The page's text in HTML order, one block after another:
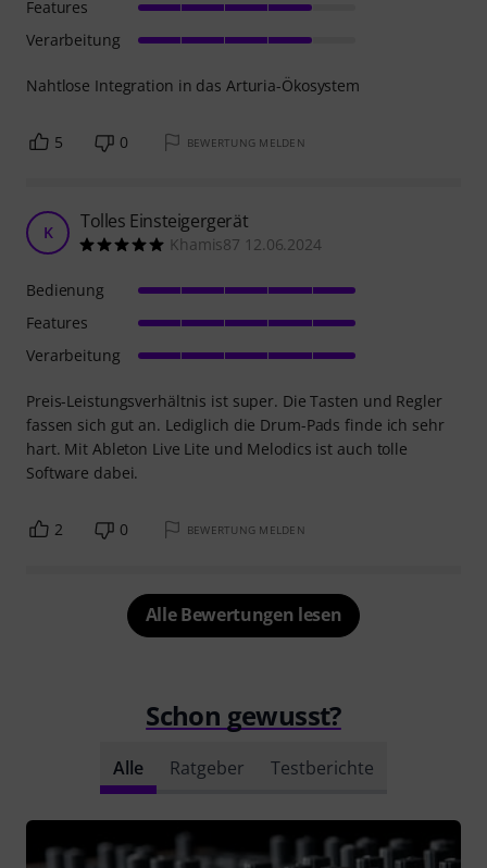
Nahtlose Integration in das Arturia-Ökosystem
Features
Verarbeitung
5 0 BEWERTUNG MELDEN
K Tolles Einsteigergerät
Khamis87 12.06.2024
Preis-Leistungsverhältnis ist super. Die Tasten und Regler
fassen sich gut an. Lediglich die Drum-Pads finde ich sehr
hart. Mit Ableton Live Lite und Melodics ist auch tolle
Software dabei.
Bedienung
Features
Verarbeitung
2 0 BEWERTUNG MELDEN
Alle Bewertungen lesen
Schon gewusst?
Alle Ratgeber Testberichte